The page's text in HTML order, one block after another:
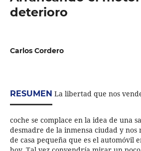
deterioro
Carlos Cordero
RESUMEN La libertad que nos
coche se complace en la idea de una
desmadre de la inmensa ciudad y nos
de casa pequeña que es el automóvil